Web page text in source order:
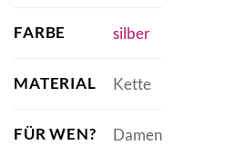
FARBE silber
MATERIAL Kette
FÜR WEN? Damen